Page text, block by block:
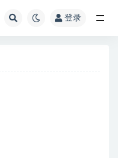
登录